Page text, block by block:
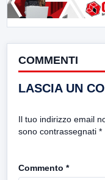
COMMENTI
LASCIA UN
Il tuo indirizzo email
sono contrassegnati *
Commento *